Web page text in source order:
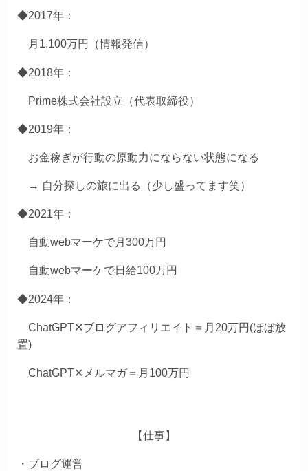
◆2017年：
月1,100万円（情報発信）
◆2018年：
Prime株式会社設立（代表取締役）
◆2019年：
お金稼ぎが行動の原動力にならない状態になる
→ 自分探しの旅に出る（少し盛ってます笑）
◆2021年：
自動webマーケで月300万円
自動webマーケで日給100万円
◆2024年：
ChatGPT✕ブログアフィリエイト＝月20万円(ほぼ放
置)
ChatGPT✕メルマガ＝月100万円
【仕事】
・ブログ運営